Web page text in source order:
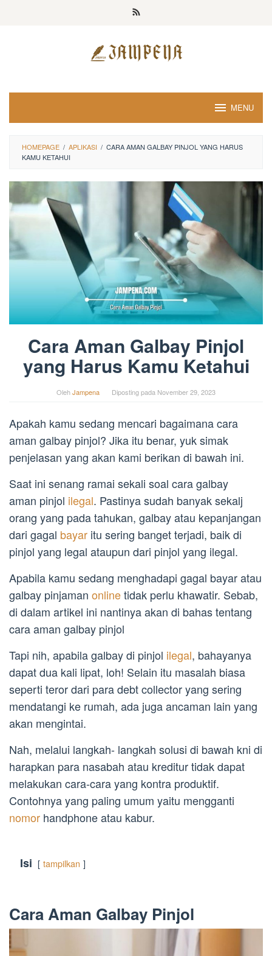
MENU
HOMEPAGE / APLIKASI / CARA AMAN GALBAY PINJOL YANG HARUS
KAMU KETAHUI
Cara Aman Galbay Pinjol
yang Harus Kamu Ketahui
OlehJampena Diposting pada November 29, 2023
Apakah kamu sedang mencari bagaimana cara
aman galbay pinjol? Jika itu benar, yuk simak
penjelasan yang akan kami berikan di bawah ini.
Saat ini senang ramai sekali soal cara galbay
aman pinjol ilegal. Pastinya sudah banyak sekalj
orang yang pada tahukan, galbay atau kepanjangan
dari gagal bayar itu sering banget terjadi, baik di
pinjol yang legal ataupun dari pinjol yang ilegal.
Apabila kamu sedang menghadapi gagal bayar atau
galbay pinjaman onlinetidak perlu khawatir. Sebab,
di dalam artikel ini nantinya akan di bahas tentang
cara aman galbay pinjol
Tapi nih, apabila galbay di pinjol ilegal, bahayanya
dapat dua kali lipat, loh! Selain itu masalah biasa
seperti teror dari para debt collector yang sering
mendatangi ke rumah, ada juga ancaman lain yang
akan mengintai.
Nah, melalui langkah- langkah solusi di bawah kni di
harapkan para nasabah atau kreditur tidak dapat
melakukan cara-cara yang kontra produktif.
Contohnya yang paling umum yaitu mengganti
nomor handphone atau kabur.
Isi tampilkan
Cara Aman Galbay Pinjol